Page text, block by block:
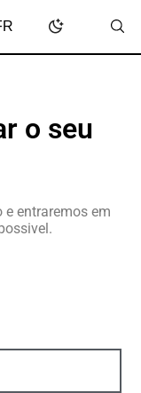
o seu
entraremos em